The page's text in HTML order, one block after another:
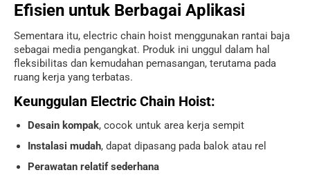
Efisien untuk Berbagai Aplikasi
Sementara itu, electric chain hoist menggunakan rantai baja
sebagai media pengangkat. Produk ini unggul dalam hal
fleksibilitas dan kemudahan pemasangan, terutama pada
ruang kerja yang terbatas.
Keunggulan Electric Chain Hoist:
Desain kompak, cocok untuk area kerja sempit
Instalasi mudah, dapat dipasang pada balok atau rel
Perawatan relatif sederhana